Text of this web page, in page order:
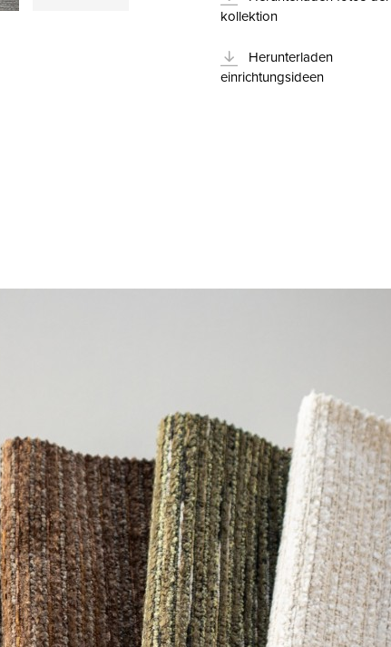
kollektion
Herunterladen
einrichtungsideen